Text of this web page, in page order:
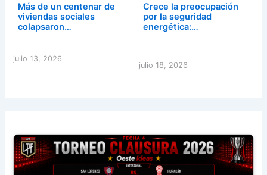
Más de un centenar de
viviendas sociales
colapsaron…
julio 13, 2026
Crece la preocupación
por la seguridad
energética:…
julio 18, 2026